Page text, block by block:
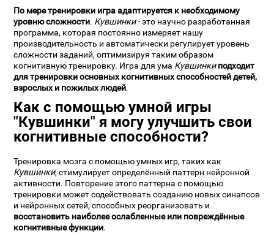
По мере тренировки игра адаптируется к необходимому
уровню сложности. Кувшинки- это научно разработанная
программа, которая постоянно измеряет нашу
производительность и автоматически регулирует уровень
сложности заданий, оптимизируя таким образом
когнитивную тренировку. Игра для ума Кувшинки подходит
для тренировки основных когнитивных способностей детей,
взрослых и пожилых людей.
Как с помощью умной игры
"Кувшинки" я могу улучшить свои
когнитивные способности?
Тренировка мозга с помощью умных игр, таких как
Кувшинки, стимулирует определённый паттерн нейронной
активности. Повторение этого паттерна с помощью
тренировки может содействовать созданию новых синапсов
и нейронных сетей, способных реорганизовать и
восстановить наиболее ослабленные или повреждённые
когнитивные функции.